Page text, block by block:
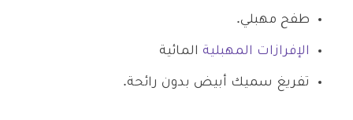
طفح مهبلي.
الإفرازات المهبلية المائية
تفريغ سميك أبيض بدون رائحة.